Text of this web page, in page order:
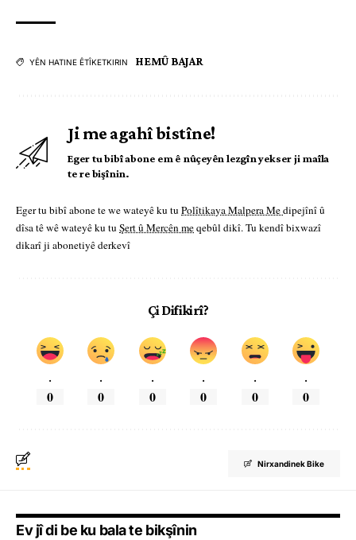
YÊN HATINE ÊTÎKETKIRIN HEMÛ BAJAR
Ji me agahî bistîne!
Eger tu bibî abone em ê nûçeyên lezgîn yekser ji maîla
te re bişînin.
Eger tu bibî abone te we wateyê ku tu Polîtikaya Malpera Medipejînî û
dîsa tê wê wateyê ku tu Şert û Mercên meqebûl dikî. Tu kendî bixwazî
dikarî ji abonetiyê derkevî
Çi Difikirî?
.
0
.
0
.
0
.
0
.
0
.
0
Nirxandinek Bike
Ev jî di be ku bala te bikşînin